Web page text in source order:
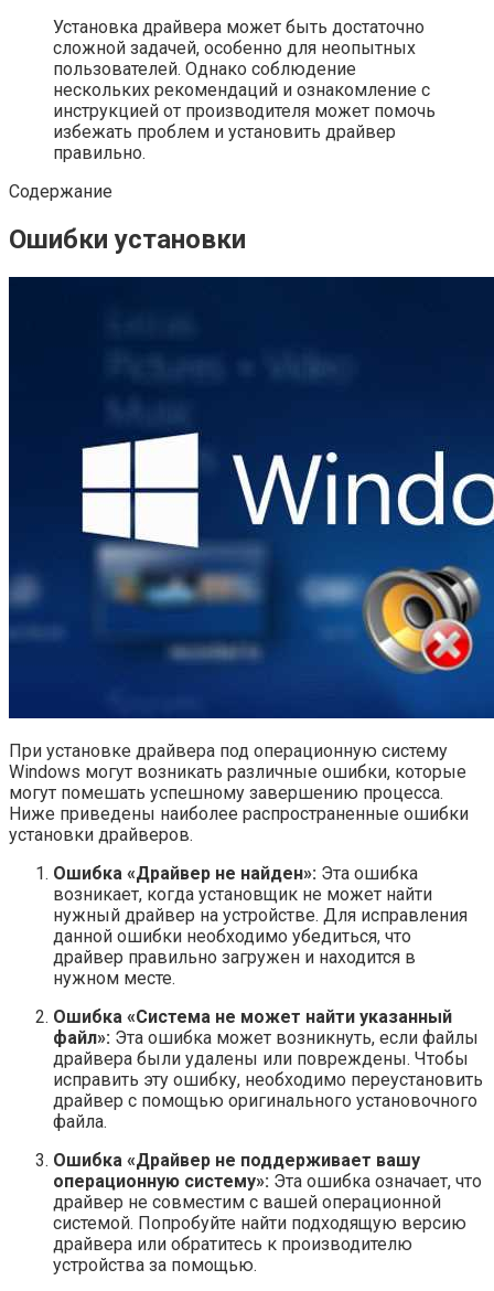
Установка драйвера может быть достаточно
сложной задачей, особенно для неопытных
пользователей. Однако соблюдение
нескольких рекомендаций и ознакомление с
инструкцией от производителя может помочь
избежать проблем и установить драйвер
правильно.
Содержание
Ошибки установки
При установке драйвера под операционную систему
Windows могут возникать различные ошибки, которые
могут помешать успешному завершению процесса.
Ниже приведены наиболее распространенные ошибки
установки драйверов.
Ошибка «Драйвер не найден»: Эта ошибка
возникает, когда установщик не может найти
нужный драйвер на устройстве. Для исправления
данной ошибки необходимо убедиться, что
драйвер правильно загружен и находится в
нужном месте.
Ошибка «Система не может найти указанный
файл»: Эта ошибка может возникнуть, если файлы
драйвера были удалены или повреждены. Чтобы
исправить эту ошибку, необходимо переустановить
драйвер с помощью оригинального установочного
файла.
Ошибка «Драйвер не поддерживает вашу
операционную систему»: Эта ошибка означает, что
драйвер не совместим с вашей операционной
системой. Попробуйте найти подходящую версию
драйвера или обратитесь к производителю
устройства за помощью.